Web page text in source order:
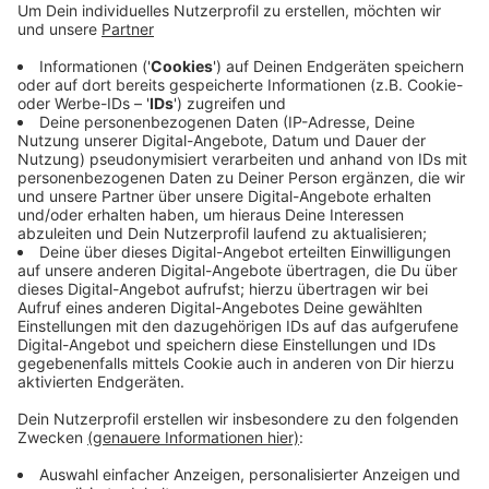
Freitagabend ebenfalls Verletzungen. Er hatte mit
durchbrochen, mit einer solchen Wucht, dass
Betonfundamente herausgerissen wurden. Zwei
Kinder, die im Obergeschoss waren, blieben
unverletzt. Die Ursache des Unfalls und die
Schadenshöhe waren zunächst unklar.
Veröffentlicht:Montag, 24.06.2019 06:34
Anzeige
Anzeige